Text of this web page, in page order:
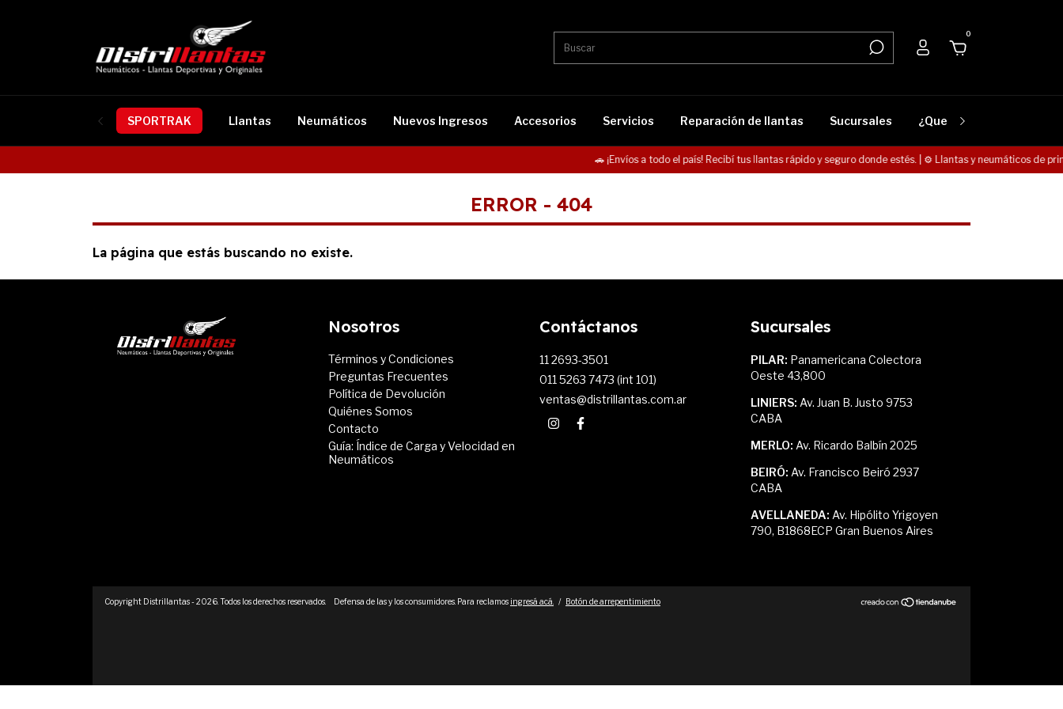
0
SPORTRAK Llantas Neumáticos Nuevos Ingresos Accesorios Servicios Reparación de llantas Sucursales ¿Que lleva mi vehículo?
🚗 ¡Envíos a todo el país! Recibí tus llantas rápido y seguro donde estés. | ⚙️ Llantas y neumáticos de
ERROR - 404
La página que estás buscando no existe.
Nosotros
Términos y Condiciones
Preguntas Frecuentes
Política de Devolución
Quiénes Somos
Contacto
Guía: Índice de Carga y Velocidad en
Neumáticos
Contáctanos
11 2693-3501
011 5263 7473 (int 101)
ventas@distrillantas.com.ar
Sucursales
PILAR: Panamericana Colectora
Oeste 43,800
LINIERS: Av. Juan B. Justo 9753
CABA
MERLO: Av. Ricardo Balbín 2025
BEIRÓ: Av. Francisco Beiró 2937
CABA
AVELLANEDA: Av. Hipólito Yrigoyen
790, B1868ECP Gran Buenos Aires
Copyright Distrillantas - 2026. Todos los derechos reservados. Defensa de las y los consumidores. Para reclamos ingresá acá. / Botón de arrepentimiento